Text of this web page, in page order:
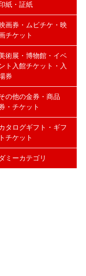
紙・証紙
画券・ムビチケ・映
チケット
術展・博物館・イベ
ント入館チケット・入
券
の他の金券・商品
・チケット
タログギフト・ギフ
トチケット
ダミーカテゴリ